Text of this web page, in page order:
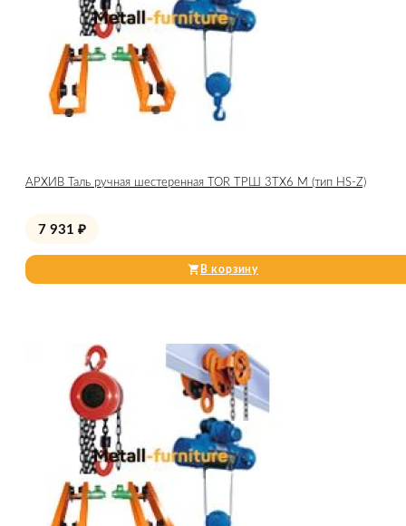
АРХИВ Таль ручная шестеренная TOR ТРШ 3ТХ6 М (тип HS-Z)
7 931 ₽
В корзину